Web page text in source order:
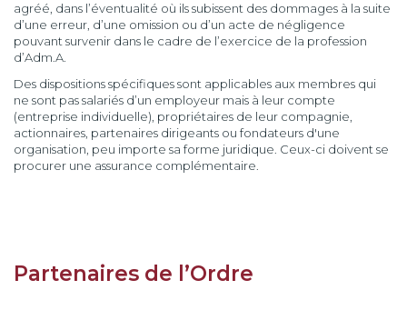
agréé, dans l’éventualité où ils subissent des dommages à la suite
d’une erreur, d’une omission ou d’un acte de négligence
pouvant survenir dans le cadre de l’exercice de la profession
d’Adm.A.
Des dispositions spécifiques sont applicables aux membres qui
ne sont pas salariés d’un employeur mais à leur compte
(entreprise individuelle), propriétaires de leur compagnie,
actionnaires, partenaires dirigeants ou fondateurs d'une
organisation, peu importe sa forme juridique. Ceux-ci doivent se
procurer une assurance complémentaire.
Partenaires de l’Ordre